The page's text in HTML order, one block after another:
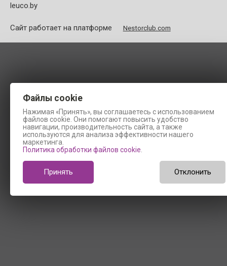
leuco.by
Сайт работает на платформе Nestorclub.com
Файлы cookie
Нажимая «Принять», вы соглашаетесь с использованием
файлов cookie. Они помогают повысить удобство
навигации, производительность сайта, а также
используются для анализа эффективности нашего
маркетинга.
Политика обработки файлов cookie.
Принять Отклонить